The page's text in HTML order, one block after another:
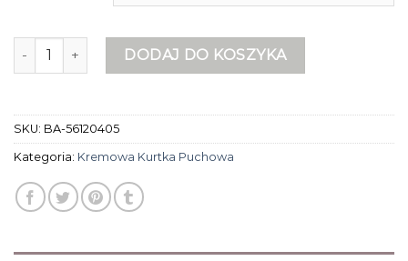
ilość kremowa kurtka puchowa
DODAJ DO KOSZYKA
SKU: BA-56120405
Kategoria: Kremowa Kurtka Puchowa